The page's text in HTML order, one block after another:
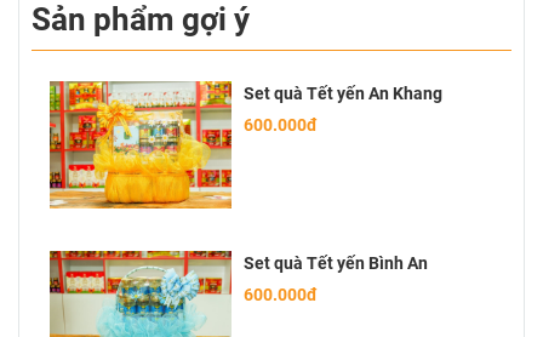
Sản phẩm gợi ý
Set quà Tết yến An Khang
600.000đ
Set quà Tết yến Bình An
600.000đ